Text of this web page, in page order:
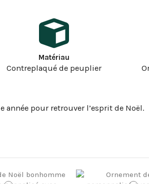
Matériau
Contreplaqué de peuplier
pour retrouver l’esprit de Noël.